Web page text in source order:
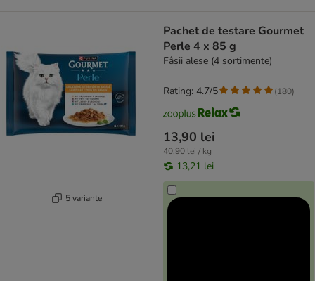
5 variante
Pachet de testare Gourmet
Perle 4 x 85 g
Fâșii alese (4 sortimente)
13,90 lei
40,90 lei / kg
13,21 lei
Rating: 4.7/5 (180)